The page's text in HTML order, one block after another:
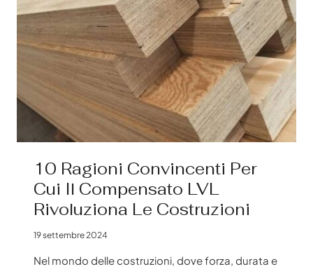
UN
DECENNIO
10 Ragioni Convincenti Per
Cui Il Compensato LVL
Rivoluziona Le Costruzioni
19 settembre 2024
Nel mondo delle costruzioni, dove forza, durata e